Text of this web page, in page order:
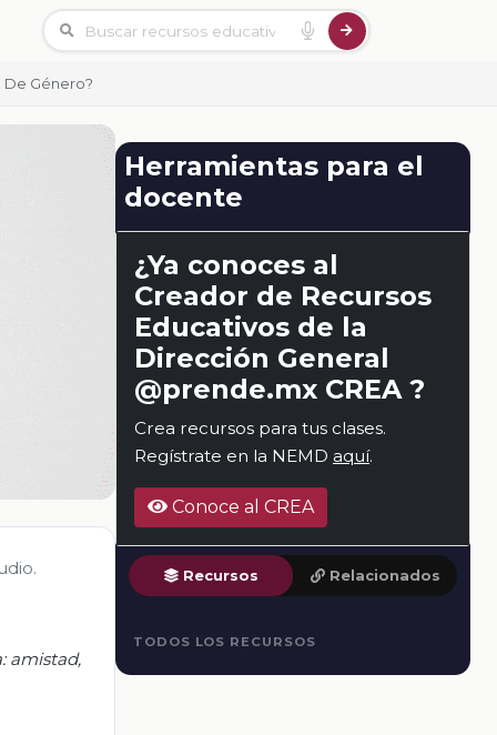
De Género?
amistad,
Herramientas para el
docente
¿Ya conoces al
Creador de Recursos
Educativos de la
Dirección General
@prende.mx CREA ?
Crea recursos para tus clases.
Regístrate en la NEMD aquí.
Conoce al CREA
Recursos Relacionados
TODOS LOS RECURSOS